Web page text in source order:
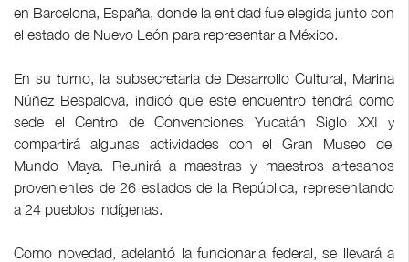
en Barcelona, España, donde la entidad fue elegida junto con
el estado de Nuevo León para representar a México.
En su turno, la subsecretaria de Desarrollo Cultural, Marina
Núñez Bespalova, indicó que este encuentro tendrá como
sede el Centro de Convenciones Yucatán Siglo XXI y
compartirá algunas actividades con el Gran Museo del
Mundo Maya. Reunirá a maestras y maestros artesanos
provenientes de 26 estados de la República, representando
a 24 pueblos indígenas.
Como novedad, adelantó la funcionaria federal, se llevará a